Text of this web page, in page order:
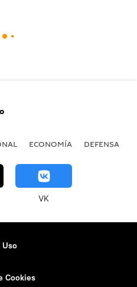
ECONOMÍA DEFENSA
VK
Uso
Cookies